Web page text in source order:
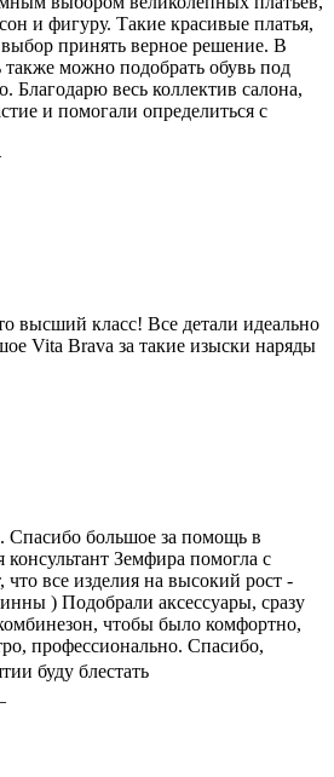
и фигуру. Такие красивые платья,
принять верное решение. В
также можно подобрать обувь под
Благодарю весь коллектив салона,
и помогали определиться с
высший класс! Все детали идеально
Vita Brava за такие изыски наряды
большое за помощь в
Земфира помогла с
что все изделия на высокий рост -
) Подобрали аксессуары, сразу
чтобы было комфортно,
профессионально. Спасибо,
буду блестать